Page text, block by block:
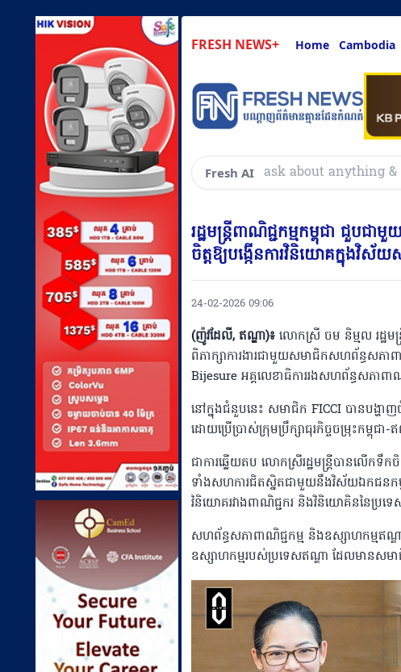
FRESH NEWS+ Home Cambodia
Fresh AI សួរអ្វីៗគ្រប់យ៉ាងដែលអ្នកច
រដ្ឋមន្ត្រីពាណិជ្ជកម្មកម្ពុជា ជួប
ចិត្តឱ្យបង្កើនការវិនិយោគក្នុងវិស័
24-02-2026 09:06
(ញ៉ូវដែលី, ឥណ្ឌា)៖លោកស្រី ចម និម្មល រដ្ឋមន្
ពិភាក្សាការងារជាមួយសមាជិកសហព័ន្ធសភ
Bijesure អគ្គលេខាធិការរងសហព័ន្ធសភាពា
នៅក្នុងជំនួបនេះ សមាជិក FICCI បានបង្ហាញ
ដោយប្រើប្រាស់ក្រុមប្រឹក្សាធុរកិច្ចចម្រុះកម្ពុជា
ជាការឆ្លើយតប លោកស្រីរដ្ឋមន្ត្រីបានលើកទឹ
ទាំងសហការជិតស្និតជាមួយនឹងវិស័យឯកជនកម្ពុ
វិនិយោគរវាងពាណិជ្ជករ និងវិនិយោគិននៃប្រទេ
សហព័ន្ធសភាពាណិជ្ជកម្ម និងឧស្សាហកម្មឥណ្ឌ
ឧស្សាហកម្មរបស់ប្រទេសឥណ្ឌា ដែលមាន